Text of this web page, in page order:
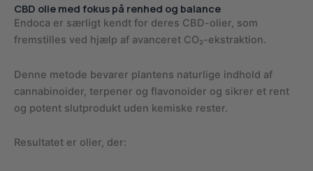
CBD olie med fokus på renhed og balance
Endoca er særligt kendt for deres CBD-olier, som
fremstilles ved hjælp af avanceret CO₂-ekstraktion.
Denne metode bevarer plantens naturlige indhold af
cannabinoider, terpener og flavonoider og sikrer et rent
og potent slutprodukt uden kemiske rester.
Resultatet er olier, der: